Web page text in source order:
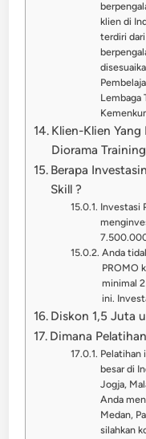
klien di
terdiri
Lembaga
Klien-Klien Yang
Diorama
Berapa
Skill ?
Investasi
Anda
PROMO
minimal
ini.
Diskon 1,5 Juta
Dimana
Pelatihan
besar di
Jogja,
Anda
Medan,
silahkan